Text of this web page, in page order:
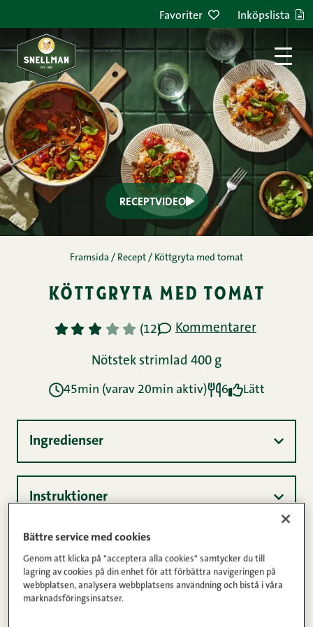
Favoriter Inköpslista
Bättre service med cookies
Genom att klicka på "acceptera alla cookies" samtycker du till
lagring av cookies på din enhet för att förbättra navigeringen på
webbplatsen, analysera webbplatsens användning och bistå i våra
marknadsföringsinsatser.